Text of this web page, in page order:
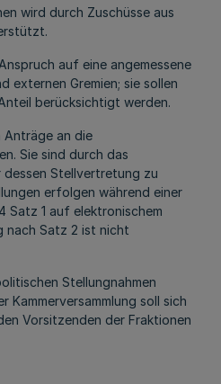
wird durch Zuschüsse aus
auf eine angemessene
externen Gremien; sie sollen
berücksichtigt werden.
Anträge an die
Sie sind durch das
Stellvertretung zu
erfolgen während einer
Satz 1 auf elektronischem
nach Satz 2 ist nicht
Stellungnahmen
Kammerversammlung soll sich
Vorsitzenden der Fraktionen